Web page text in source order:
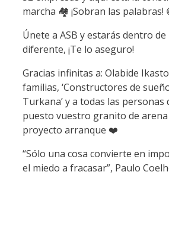
marcha 🏘️ ¡Sobran las palabras!
Únete a ASB y estarás dentro de
diferente, ¡Te lo aseguro!
Gracias infinitas a: Olabide
familias, ‘Constructores de
Turkana’ y a todas las personas
puesto vuestro granito de
proyecto arranque ❤️
“Sólo una cosa convierte en
el miedo a fracasar”, Paulo